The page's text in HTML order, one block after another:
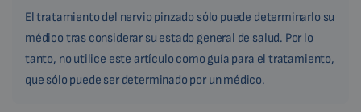
El tratamiento del nervio pinzado sólo puede determinarlo su
médico tras considerar su estado general de salud. Por lo
tanto, no utilice este artículo como guía para el tratamiento,
que sólo puede ser determinado por un médico.